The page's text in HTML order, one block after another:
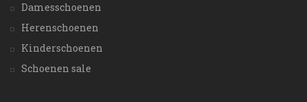
Damesschoenen
Herenschoenen
Kinderschoenen
Schoenen sale